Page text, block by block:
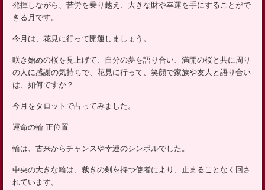
発揮しながら、苦労を乗り越え、大きな財や幸運を手にすることがで
きる月です。
今月は、花見に行って開運しましょう。
咲き始めの桜を見上げて、自分の夢を語り合い、満開の桜と共に周り
の人に感謝の気持ちで、花見に行って、笑顔で家族や友人と語り合い
は、如何ですか？
今月をタロットで占ってみました。
運命の輪 正位置
輪は、古来からチャンスや幸運のシンボルでした。
中央の大きな輪は、裁きの剣を持つ使者により、止まることなく回さ
れています。